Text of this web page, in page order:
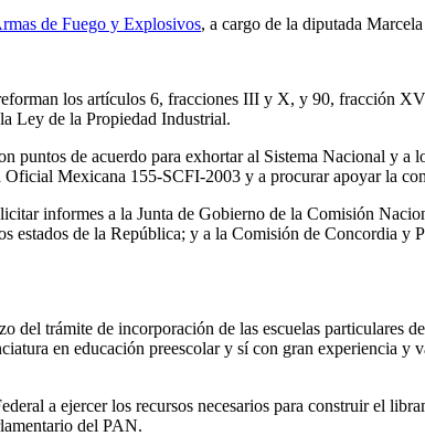
de Fuego y Explosivos, a cargo de la diputada
los artículos 6, fracciones III y X, y 90, fracción
Ley de la Propiedad Industrial.
de acuerdo para exhortar al Sistema Nacional y a
Mexicana 155-SCFI-2003 y a procurar apoyar la
informes a la Junta de Gobierno de la Comisión
estados de la República; y a la Comisión de Concordia y
del trámite de incorporación de las escuelas particulares
en educación preescolar y sí con gran experiencia
a ejercer los recursos necesarios para construir el
del PAN.